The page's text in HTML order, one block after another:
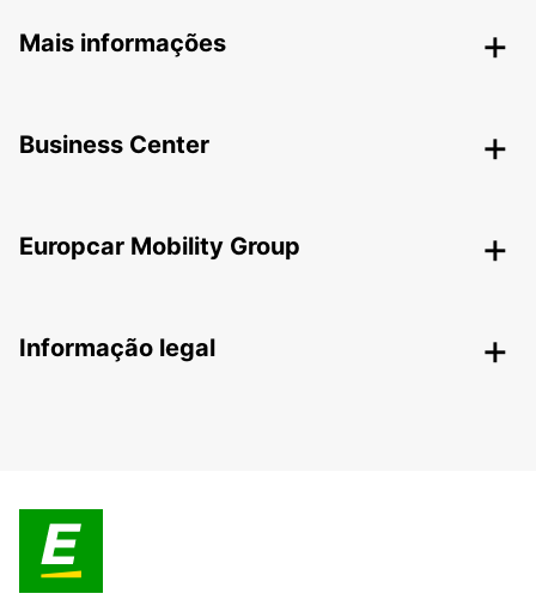
Mais informações
Business Center
Europcar Mobility Group
Informação legal